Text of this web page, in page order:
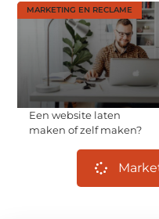
MARKETING EN RECLAME
Een website laten
maken of zelf maken?